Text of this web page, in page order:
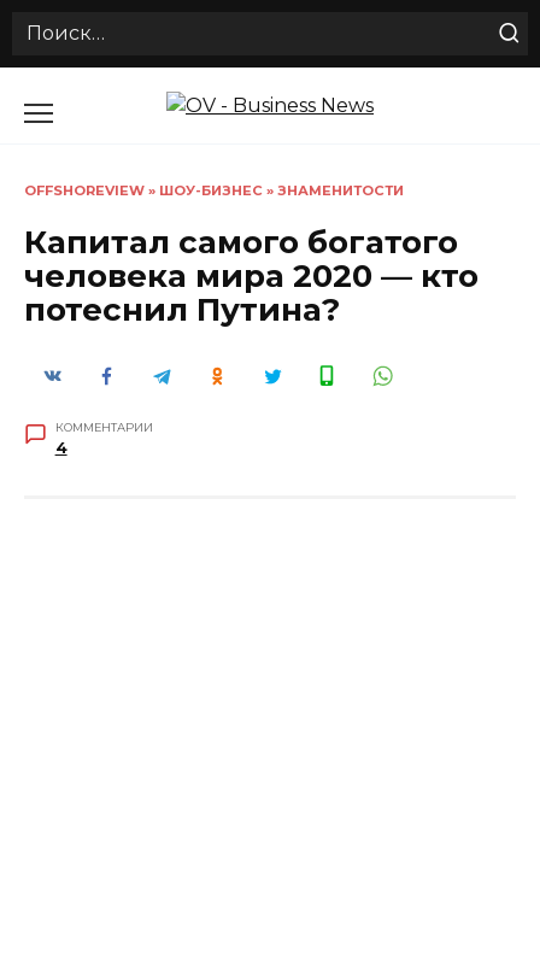
Search
OFFSHOREVIEW » ШОУ-БИЗНЕС » ЗНАМЕНИТОСТИ
Капитал самого богатого
человека мира 2020 — кто
потеснил Путина?
КОММЕНТАРИИ
4